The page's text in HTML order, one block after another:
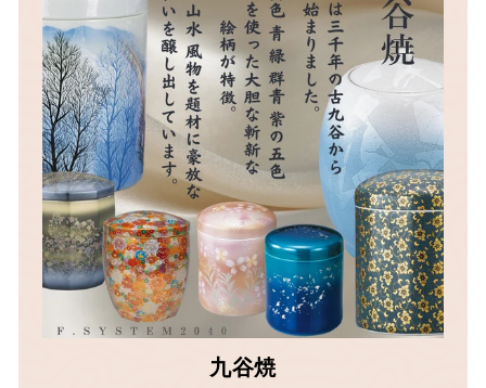
九谷焼